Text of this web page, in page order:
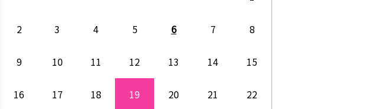
2 3 4 5 6 7 8
9 10 11 12 13 14 15
16 17 18 19 20 21 22